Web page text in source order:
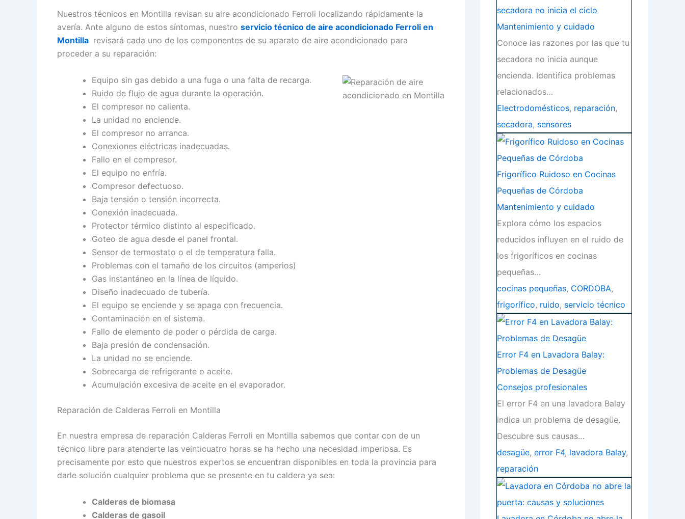
Nuestros técnicos en Montilla revisan su aire acondicionado Ferroli localizando rápidamente la
avería. Ante alguno de estos síntomas, nuestro servicio técnico de aire acondicionado Ferroli en
Montilla revisará cada uno de los componentes de su aparato de aire acondicionado para
proceder a su reparación:
Equipo sin gas debido a una fuga o una falta de recarga.
Ruido de flujo de agua durante la operación.
El compresor no calienta.
La unidad no enciende.
El compresor no arranca.
Conexiones eléctricas inadecuadas.
Fallo en el compresor.
El equipo no enfría.
Compresor defectuoso.
Baja tensión o tensión incorrecta.
Conexión inadecuada.
Protector térmico distinto al especificado.
Goteo de agua desde el panel frontal.
Sensor de termostato o el de temperatura falla.
Problemas con el tamaño de los circuitos (amperios)
Gas instantáneo en la línea de líquido.
Diseño inadecuado de tubería.
El equipo se enciende y se apaga con frecuencia.
Contaminación en el sistema.
Fallo de elemento de poder o pérdida de carga.
Baja presión de condensación.
La unidad no se enciende.
Sobrecarga de refrigerante o aceite.
Acumulación excesiva de aceite en el evaporador.
Reparación de Calderas Ferroli en Montilla
En nuestra empresa de reparación Calderas Ferroli en Montilla sabemos que contar con de un
técnico libre para atenderte las veinticuatro horas se ha hecho una necesidad imperiosa. Es
precisamente por esto que nuestros expertos se encuentran disponibles en toda la provincia para
darle solución cualquier problema que se presente en tu caldera ya sea:
Calderas de biomasa
Calderas de gasoil
secadora no inicia el ciclo
Mantenimiento y cuidado
Conoce las razones por las que tu
secadora no inicia aunque
encienda. Identifica problemas
relacionados…
Electrodomésticos, reparación,
secadora, sensores
Frigorífico Ruidoso en Cocinas
Pequeñas de Córdoba
Mantenimiento y cuidado
Explora cómo los espacios
reducidos influyen en el ruido de
los frigoríficos en cocinas
pequeñas…
cocinas pequeñas, CORDOBA,
frigorífico, ruido, servicio técnico
Error F4 en Lavadora Balay:
Problemas de Desagüe
Consejos profesionales
El error F4 en una lavadora Balay
indica un problema de desagüe.
Descubre sus causas…
desagüe, error F4, lavadora Balay,
reparación